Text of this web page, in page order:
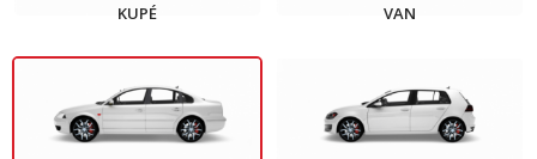
KUPÉ VAN